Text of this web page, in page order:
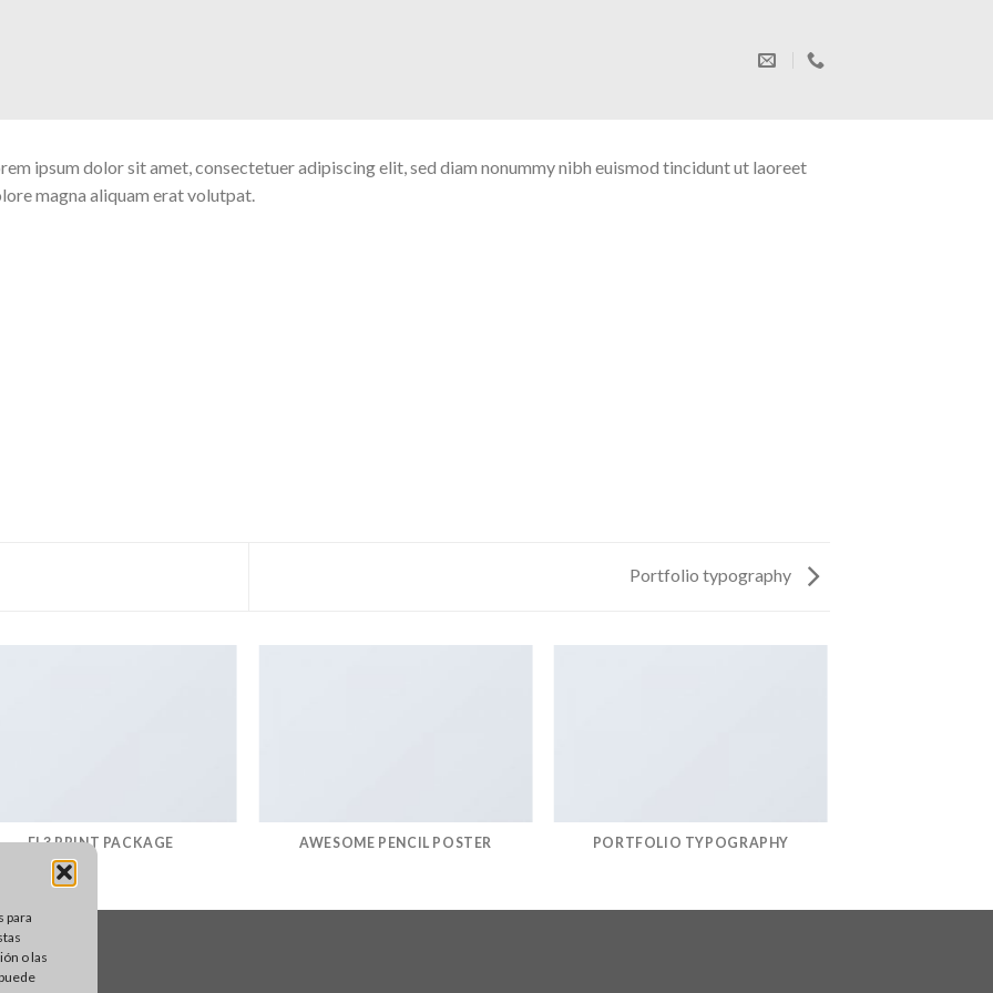
para
o las
ipsum dolor sit amet, consectetuer adipiscing elit, sed diam nonummy nibh euismod tincidunt ut laoreet
magna aliquam erat volutpat.
Portfolio typography
FL3 PRINT PACKAGE AWESOME PENCIL POSTER PORTFOLIO TYPOGRAPHY